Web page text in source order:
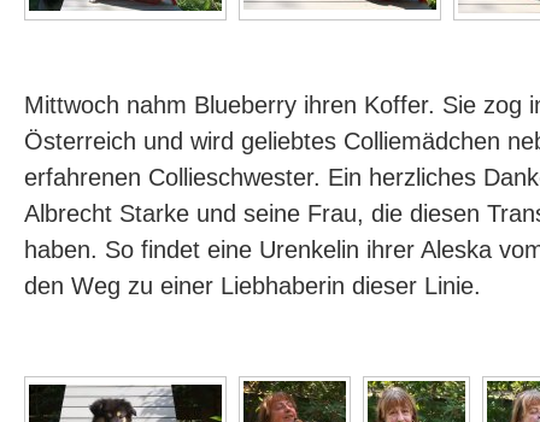
Mittwoch nahm Blueberry ihren Koffer. Sie zog
Österreich und wird geliebtes Colliemädchen
erfahrenen Collieschwester. Ein herzliches
Albrecht Starke und seine Frau, die diesen
haben. So findet eine Urenkelin ihrer Aleska
den Weg zu einer Liebhaberin dieser Linie.